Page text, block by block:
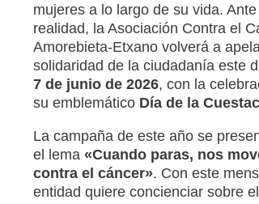
mujeres a lo largo de su vida.
realidad, la Asociación Contra el
Amorebieta-Etxano volverá a
solidaridad de la ciudadanía este
7 de junio de 2026, con la
su emblemático Día de la
La campaña de este año se
el lema «Cuando paras, nos
contra el cáncer». Con este
entidad quiere concienciar sobre